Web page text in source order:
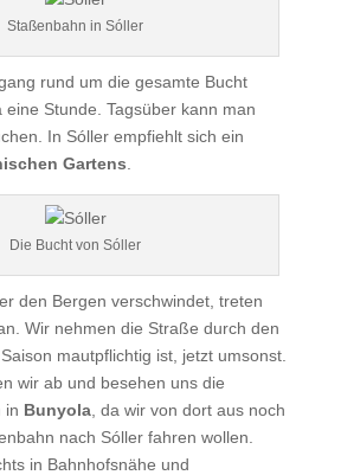
Staßenbahn in Sóller
rund um die gesamte Bucht
eine Stunde. Tagsüber kann man
In Sóller empfiehlt sich ein
Gartens
Die Bucht von Sóller
den Bergen verschwindet, treten
Wir nehmen die Straße durch den
mautpflichtig ist, jetzt umsonst.
wir ab und besehen uns die
in Bunyola, da wir von dort aus noch
nach Sóller fahren wollen.
in Bahnhofsnähe und